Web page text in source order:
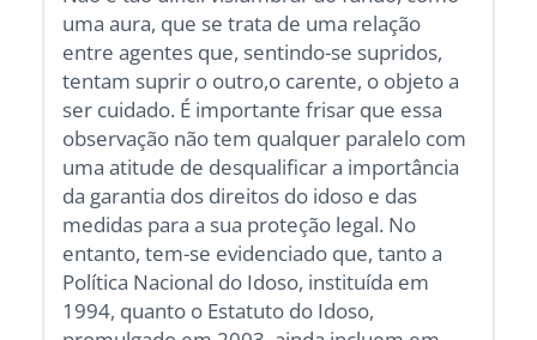
uma aura, que se trata de uma relação
entre agentes que, sentindo-se supridos,
tentam suprir o outro,o carente, o objeto a
ser cuidado. É importante frisar que essa
observação não tem qualquer paralelo com
uma atitude de desqualificar a importância
da garantia dos direitos do idoso e das
medidas para a sua proteção legal. No
entanto, tem-se evidenciado que, tanto a
Política Nacional do Idoso, instituída em
1994, quanto o Estatuto do Idoso,